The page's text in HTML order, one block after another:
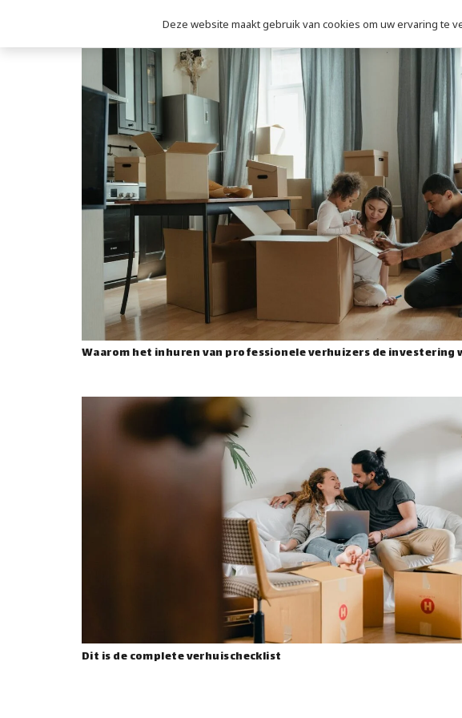
Waarom het inhuren van professionele verhuizers de investering
Dit is de complete verhuischecklist
Deze website maakt gebruik van cookies om uw ervaring te